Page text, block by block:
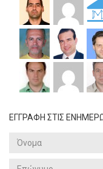
ΕΓΓΡΑΦΗ ΣΤΙΣ